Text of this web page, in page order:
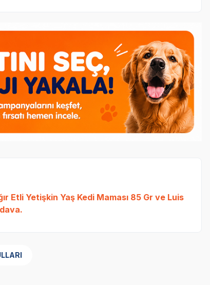
Etli Yetişkin Yaş Kedi Maması 85 Gr ve Luis